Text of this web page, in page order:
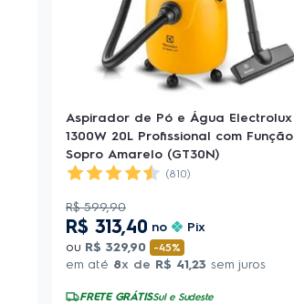
Aspirador de Pó e Água Electrolux
1300W 20L Profissional com Função
Sopro Amarelo (GT30N)
(810)
R$ 599,90
R$ 313,40 no
Pix
ou R$ 329,90 -45%
em até 8x de R$ 41,23 sem juros
FRETE GRÁTISSul e Sudeste